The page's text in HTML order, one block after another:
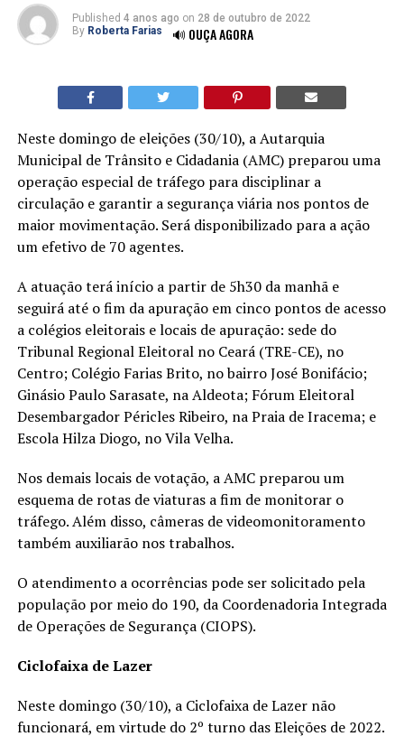
🔊 OUÇA AGORA
Published 4 anos ago on 28 de outubro de 2022
By Roberta Farias
Neste domingo de eleições (30/10), a Autarquia
Municipal de Trânsito e Cidadania (AMC) preparou uma
operação especial de tráfego para disciplinar a
circulação e garantir a segurança viária nos pontos de
maior movimentação. Será disponibilizado para a ação
um efetivo de 70 agentes.
A atuação terá início a partir de 5h30 da manhã e
seguirá até o fim da apuração em cinco pontos de acesso
a colégios eleitorais e locais de apuração: sede do
Tribunal Regional Eleitoral no Ceará (TRE-CE), no
Centro; Colégio Farias Brito, no bairro José Bonifácio;
Ginásio Paulo Sarasate, na Aldeota; Fórum Eleitoral
Desembargador Péricles Ribeiro, na Praia de Iracema; e
Escola Hilza Diogo, no Vila Velha.
Nos demais locais de votação, a AMC preparou um
esquema de rotas de viaturas a fim de monitorar o
tráfego. Além disso, câmeras de videomonitoramento
também auxiliarão nos trabalhos.
O atendimento a ocorrências pode ser solicitado pela
população por meio do 190, da Coordenadoria Integrada
de Operações de Segurança (CIOPS).
Ciclofaixa de Lazer
Neste domingo (30/10), a Ciclofaixa de Lazer não
funcionará, em virtude do 2º turno das Eleições de 2022.